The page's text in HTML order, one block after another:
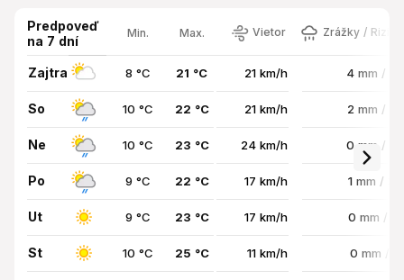
Predpoveď
na 7 dní
Min. Max. Vietor Zrážky /
Zajtra 8 °C 21 °C 21 km/h 4 mm /
So 10 °C 22 °C 21 km/h 2 mm /
Ne 10 °C 23 °C 24 km/h 0 mm /
Po 9 °C 22 °C 17 km/h 1 mm /
Ut 9 °C 23 °C 17 km/h 0 mm /
St 10 °C 25 °C 11 km/h 0 mm /